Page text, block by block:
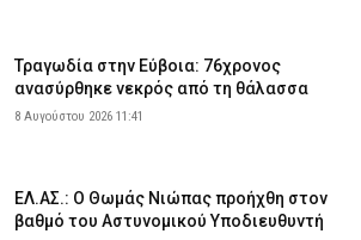
Τραγωδία στην Εύβοια: 76χρονος
ανασύρθηκε νεκρός από τη θάλασσα
8 Αυγούστου 2026 11:41
ΕΛ.ΑΣ.: Ο Θωμάς Νιώπας προήχθη στον
βαθμό του Αστυνομικού Υποδιευθυντή